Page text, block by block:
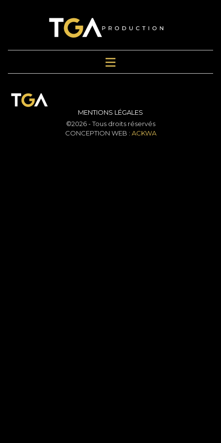
MENTIONS LÉGALES
©2026 - Tous droits réservés
CONCEPTION WEB : ACKWA